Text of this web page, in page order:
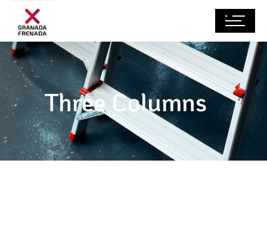
Three Columns